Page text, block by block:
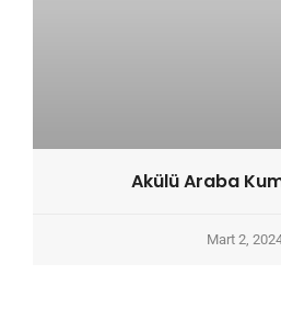
Akülü Araba
Mart 2,